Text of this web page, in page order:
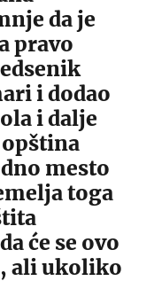
da je
pravo
i dodao
i dalje
opština
mesto
toga
će se ovo
ali ukoliko